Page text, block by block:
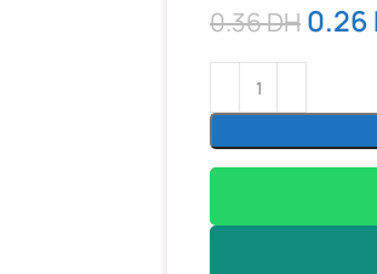
0.36DH 0.26